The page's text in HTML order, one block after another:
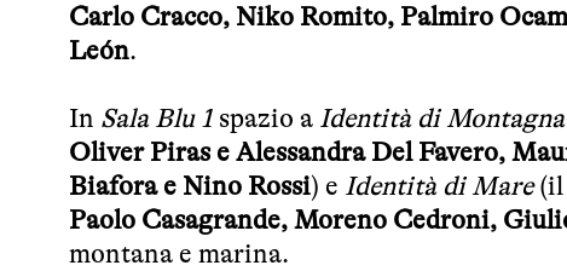
Carlo Cracco, Niko Romito, Palmiro
León.
In Sala Blu 1 spazio a Identità di Montagna
Oliver Piras e Alessandra Del Favero,
Biafora e Nino Rossi) e Identità di Mare(il
Paolo Casagrande, Moreno Cedroni,
montana e marina.